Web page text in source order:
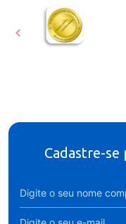
Cadastre-se